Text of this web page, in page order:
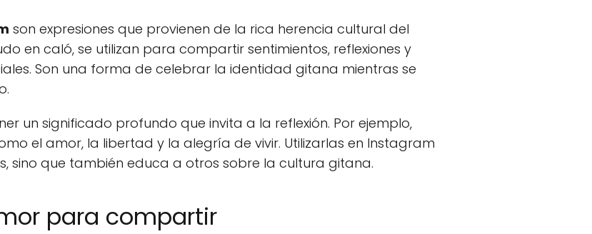
son expresiones que provienen de la rica herencia cultural del
en caló, se utilizan para compartir sentimientos, reflexiones y
Son una forma de celebrar la identidad gitana mientras se
un significado profundo que invita a la reflexión. Por ejemplo,
el amor, la libertad y la alegría de vivir. Utilizarlas en Instagram
sino que también educa a otros sobre la cultura gitana.
para compartir